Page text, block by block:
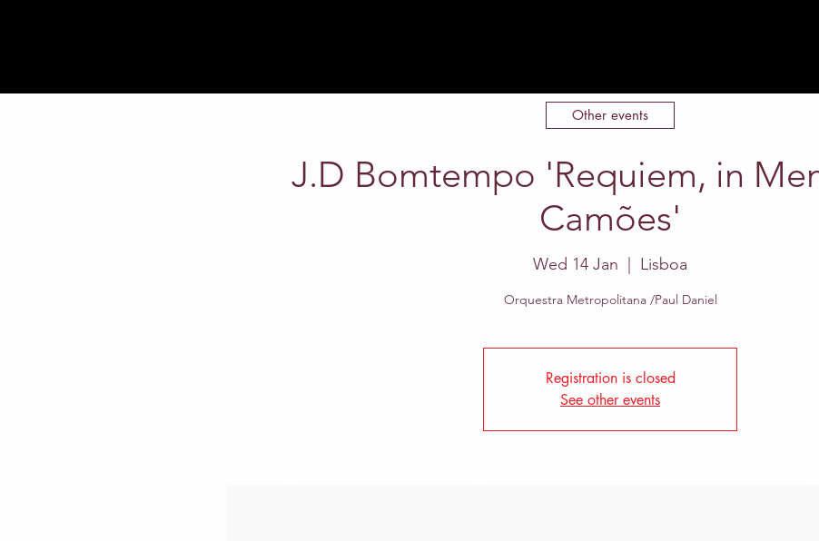
J.D Bomtempo 'Requiem, in
Camões'
Wed 14 Jan Lisboa
Orquestra Metropolitana /Paul Daniel
Registration is closed
See other events
Other events